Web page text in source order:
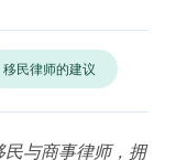
移民律师的建议
与商事律师，拥